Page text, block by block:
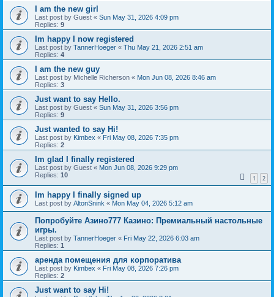
I am the new girl
Last post by Guest « Sun May 31, 2026 4:09 pm
Replies: 9
Im happy I now registered
Last post by TannerHoeger « Thu May 21, 2026 2:51 am
Replies: 4
I am the new guy
Last post by Michelle Richerson « Mon Jun 08, 2026 8:46 am
Replies: 3
Just want to say Hello.
Last post by Guest « Sun May 31, 2026 3:56 pm
Replies: 9
Just wanted to say Hi!
Last post by Kimbex « Fri May 08, 2026 7:35 pm
Replies: 2
Im glad I finally registered
Last post by Guest « Mon Jun 08, 2026 9:29 pm
Replies: 10 1 2
Im happy I finally signed up
Last post by AltonSnink « Mon May 04, 2026 5:12 am
Попробуйте Азино777 Казино: Премиальный настольные
игры.
Last post by TannerHoeger « Fri May 22, 2026 6:03 am
Replies: 1
аренда помещения для корпоратива
Last post by Kimbex « Fri May 08, 2026 7:26 pm
Replies: 2
Just want to say Hi!